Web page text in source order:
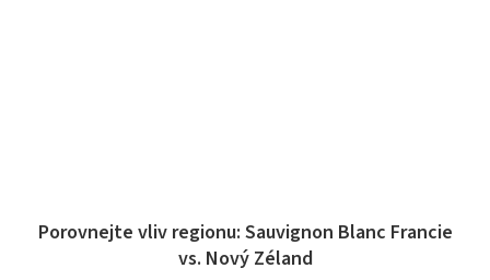
Porovnejte vliv regionu: Sauvignon Blanc Francie
vs. Nový Zéland